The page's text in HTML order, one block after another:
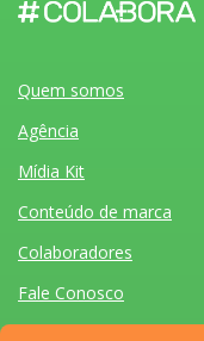
Quem somos
Agência
Mídia Kit
Conteúdo de marca
Colaboradores
Fale Conosco